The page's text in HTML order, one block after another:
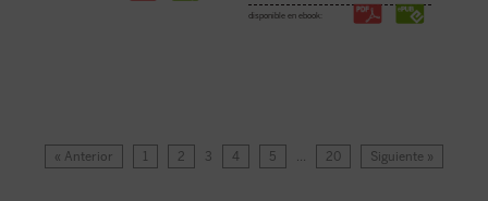
disponible en ebook:
« Anterior 1 2 3 4 5 … 20 Siguiente »